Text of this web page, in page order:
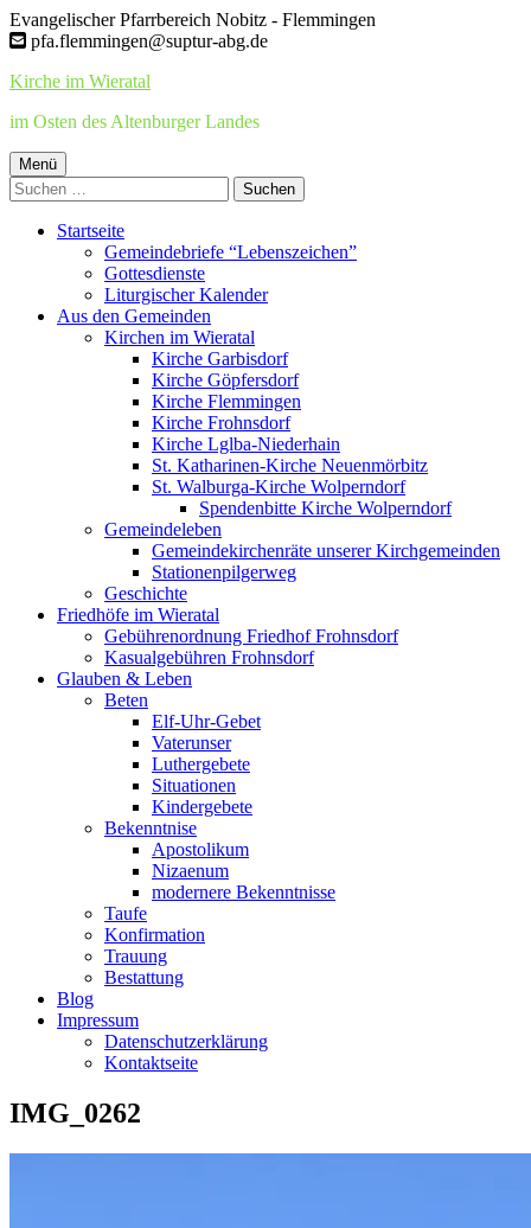
Springe
zum
Evangelischer Pfarrbereich Nobitz - Flemmingen
pfa.flemmingen@suptur-abg.de
Kirche im Wieratal
im Osten des Altenburger Landes
Primäres
Menü
Menü
Suchen
nach:
Startseite
Gemeindebriefe “Lebenszeichen”
Gottesdienste
Liturgischer Kalender
Aus den Gemeinden
Kirchen im Wieratal
Kirche Garbisdorf
Kirche Göpfersdorf
Kirche Flemmingen
Kirche Frohnsdorf
Kirche Lglba-Niederhain
St. Katharinen-Kirche Neuenmörbitz
St. Walburga-Kirche Wolperndorf
Spendenbitte Kirche Wolperndorf
Gemeindeleben
Gemeindekirchenräte unserer Kirchgemeinden
Stationenpilgerweg
Geschichte
Friedhöfe im Wieratal
Gebührenordnung Friedhof Frohnsdorf
Kasualgebühren Frohnsdorf
Glauben & Leben
Beten
Elf-Uhr-Gebet
Vaterunser
Luthergebete
Situationen
Kindergebete
Bekenntnise
Apostolikum
Nizaenum
modernere Bekenntnisse
Taufe
Konfirmation
Trauung
Bestattung
Blog
Impressum
Datenschutzerklärung
Kontaktseite
IMG_0262